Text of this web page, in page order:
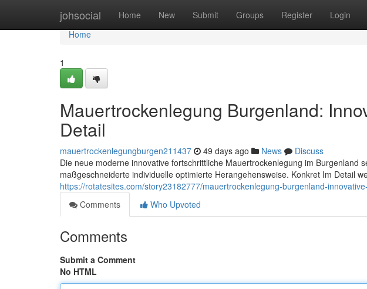
johsocial Home New Submit Groups Register Login
Home
Home
1
Mauertrockenlegung Burgenland:
Detail
mauertrockenlegungburgen211437 49 days ago News
Discuss
Die neue moderne innovative fortschrittliche Mauertrockenlegung im Burgenland
maßgeschneiderte individuelle optimierte Herangehensweise. Konkret Im Detail
https://rotatesites.com/story23182777/mauertrockenlegung-burgenland-
Comments
Who Upvoted
Comments
Submit a Comment
No HTML